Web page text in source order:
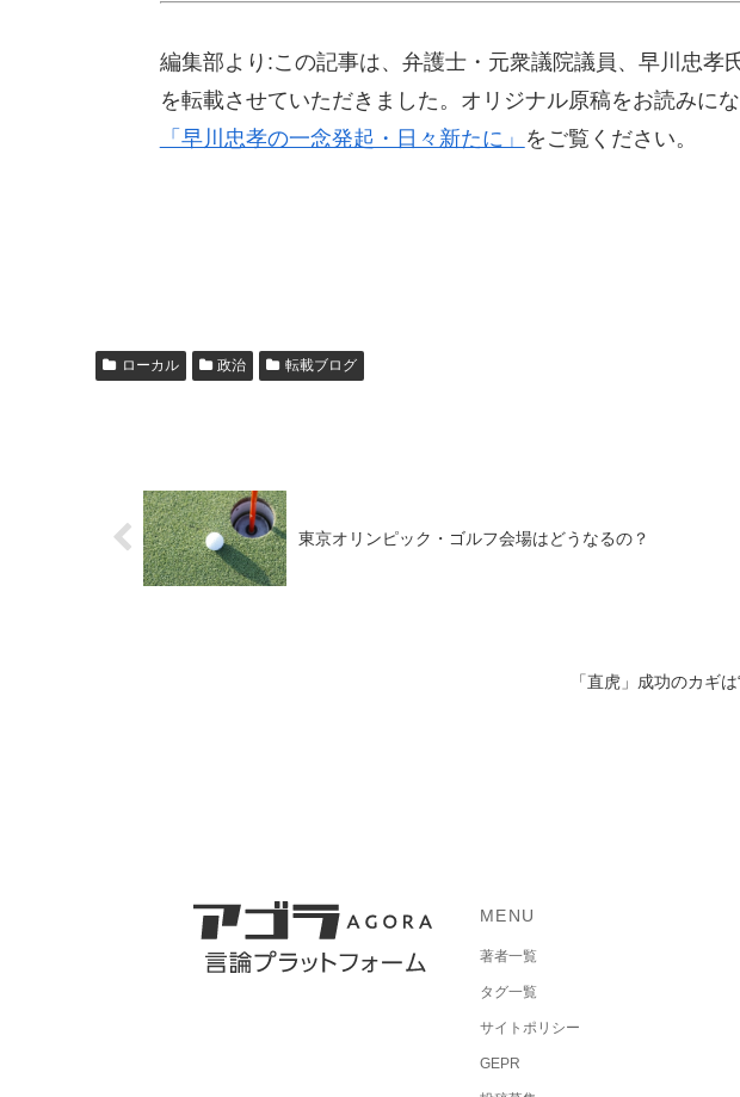
編集部より:この記事は、弁護士・元衆議院議員、早川忠孝
を転載させていただきました。オリジナル原稿をお読みに
「早川忠孝の一念発起・日々新たに」 をご覧ください。
ローカル 政治 転載ブログ
東京オリンピック・ゴルフ会場はどうなるの？
「直虎」成功のカギ
MENU
著者一覧
タグ一覧
サイトポリシー
GEPR